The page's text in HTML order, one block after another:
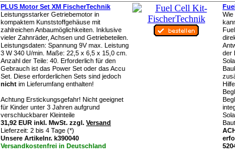
PLUS Motor Set XM FischerTechnik
Leistungsstarker Getriebemotor in
kompaktem Kunststoffgehäuse mit
zahlreichen Anbaumöglichkeiten. Inklusive
vieler Zahnräder, Achsen und Getriebeteilen.
Leistungsdaten: Spannung 9V max. Leistung
3 W 340 U/min. Maße: 22,5 x 6,5 x 15,0 cm.
Anzahl der Teile: 40. Erforderlich für den
Gebrauch ist das Power Set oder das Accu
Set. Diese erforderlichen Sets sind jedoch
nicht im Lieferumfang enthalten!
Achtung Erstickungsgefahr! Nicht geeignet
für Kinder unter 3 Jahren aufgrund
verschluckbarer Kleinteile
31,92 EUR inkl. MwSt. zzgl. Versand
Lieferzeit: 2 bis 4 Tage (*)
Unsere Artikelnr. k390040
Versandkostenfrei in Deutschland
Wie
der